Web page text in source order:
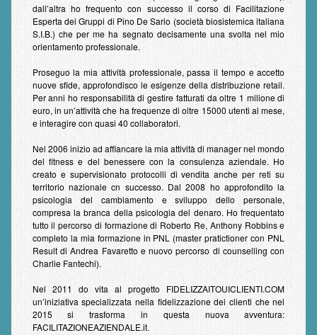
dall’altra ho frequento con successo il corso di Facilitazione
Esperta dei Gruppi di Pino De Sario (società biosistemica italiana
S.I.B.) che per me ha segnato decisamente una svolta nel mio
orientamento professionale.
Proseguo la mia attività professionale, passa il tempo e accetto
nuove sfide, approfondisco le esigenze della distribuzione retail.
Per anni ho responsabilità di gestire fatturati da oltre 1 milione di
euro, in un’attività che ha frequenze di oltre 15000 utenti al mese,
e interagire con quasi 40 collaboratori.
Nel 2006 inizio ad affiancare la mia attività di manager nel mondo
del fitness e del benessere con la consulenza aziendale. Ho
creato e supervisionato protocolli di vendita anche per reti su
territorio nazionale cn successo. Dal 2008 ho approfondito la
psicologia del cambiamento e sviluppo dello personale,
compresa la branca della psicologia del denaro. Ho frequentato
tutto il percorso di formazione di Roberto Re, Anthony Robbins e
completo la mia formazione in PNL (master pratictioner con PNL
Result di Andrea Favaretto e nuovo percorso di counselling con
Charlie Fantechi).
Nel 2011 do vita al progetto FIDELIZZAITOUICLIENTI.COM
un’iniziativa specializzata nella fidelizzazione dei clienti che nel
2015 si trasforma in questa nuova avventura:
FACILITAZIONEAZIENDALE.it.